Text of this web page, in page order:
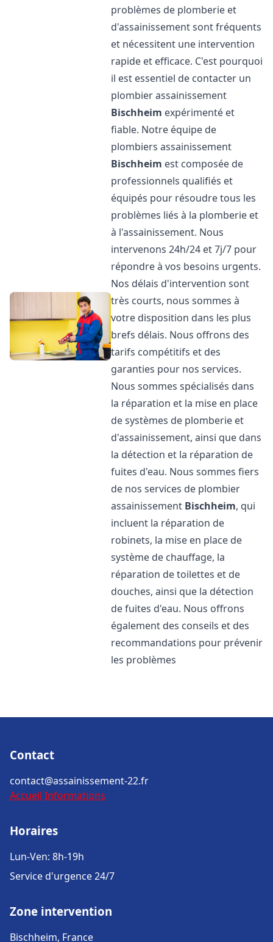
problèmes de plomberie et
d'assainissement sont fréquents
et nécessitent une intervention
rapide et efficace. C'est pourquoi
il est essentiel de contacter un
plombier assainissement
Bischheim expérimenté et
fiable. Notre équipe de
plombiers assainissement
Bischheim est composée de
professionnels qualifiés et
équipés pour résoudre tous les
problèmes liés à la plomberie et
à l'assainissement. Nous
intervenons 24h/24 et 7j/7 pour
répondre à vos besoins urgents.
Nos délais d'intervention sont
très courts, nous sommes à
votre disposition dans les plus
brefs délais. Nous offrons des
tarifs compétitifs et des
garanties pour nos services.
Nous sommes spécialisés dans
la réparation et la mise en place
de systèmes de plomberie et
d'assainissement, ainsi que dans
la détection et la réparation de
fuites d'eau. Nous sommes fiers
de nos services de plombier
assainissement Bischheim, qui
incluent la réparation de
robinets, la mise en place de
système de chauffage, la
réparation de toilettes et de
douches, ainsi que la détection
de fuites d'eau. Nous offrons
également des conseils et des
recommandations pour prévenir
les problèmes
Contact
contact@assainissement-22.fr
Accueil Informations
Horaires
Lun-Ven: 8h-19h
Service d'urgence 24/7
Zone intervention
Bischheim, France